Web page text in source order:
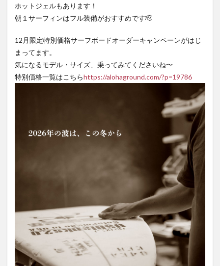
ホットジェルもあります！
朝１サーフィンはフル装備がおすすめです🫡
12月限定特別価格サーフボードオーダーキャンペーンがはじ
まってます。
気になるモデル・サイズ、乗ってみてくださいね〜
特別価格一覧はこちらhttps://alohaground.com/?p=19786